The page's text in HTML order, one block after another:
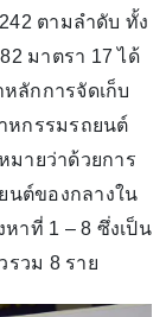
ตามลำดับ ทั้ง
มาตรา 17 ได้
ลักการจัดเก็บ
หกรรมรถยนต์
มายว่าด้วยการ
นต์ของกลางใน
าที่ 1 – 8 ซึ่งเป็น
รวม 8 ราย